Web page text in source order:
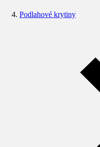
Podlahové krytiny